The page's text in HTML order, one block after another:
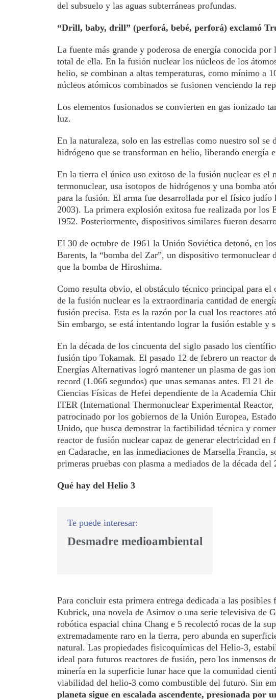
del subsuelo y las aguas subterráneas profundas.
“Drill, baby, drill” (perforá, bebé, perforá) exclamó
La fuente más grande y poderosa de energía conocida
total de ella. En la fusión nuclear los núcleos de los
helio, se combinan a altas temperaturas, como mínimo a
núcleos atómicos combinados se fusionen venciendo la
Los elementos fusionados se convierten en gas ionizado
luz.
En la naturaleza, solo en las estrellas como nuestro sol
hidrógeno que se transforman en helio, liberando energía
En la tierra el único uso exitoso de la fusión nuclear es
termonuclear, usa isotopos de hidrógenos y una bomba
para la fusión. El arma fue desarrollada por el físico
2003). La primera explosión exitosa fue realizada por los
1952. Posteriormente, dispositivos similares fueron
El 30 de octubre de 1961 la Unión Soviética detonó, en
Barents, la “bomba del Zar”, un dispositivo termonuclear
que la bomba de Hiroshima.
Como resulta obvio, el obstáculo técnico principal para
de la fusión nuclear es la extraordinaria cantidad de
fusión precisa. Esta es la razón por la cual los reactores
Sin embargo, se está intentando lograr la fusión estable y
En la década de los cincuenta del siglo pasado los
fusión tipo Tokamak. El pasado 12 de febrero un reactor
Energías Alternativas logró mantener un plasma de gas
record (1.066 segundos) que unas semanas antes. El 21
Ciencias Físicas de Hefei dependiente de la Academia
ITER (International Thermonuclear Experimental
patrocinado por los gobiernos de la Unión Europea,
Unido, que busca demostrar la factibilidad técnica y
reactor de fusión nuclear capaz de generar electricidad
en Cadarache, en las inmediaciones de Marsella
primeras pruebas con plasma a mediados de la década
Qué hay del Helio 3
Desmadre medioambiental
Para concluir esta primera entrega dedicada a las
Kubrick, una novela de Asimov o una serie televisiva de
robótica espacial china Chang e 5 recolectó rocas de la
extremadamente raro en la tierra, pero abunda en
natural. Las propiedades fisicoquímicas del Helio-3,
ideal para futuros reactores de fusión, pero los inmensos
minería en la superficie lunar hace que la comunidad
viabilidad del helio-3 como combustible del futuro. Sin
planeta sigue en escalada ascendente, presionada por